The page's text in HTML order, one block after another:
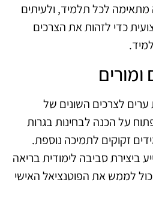
מתאימה לכל תלמיד, ולעיתים
כדי לזהות את הצרכים
ערים לצרכים השונים של
על הכנה לבחינות בגרות
זקוקים לתמיכה נוספת.
ביצירת סביבה לימודית בריאה
לממש את הפוטנציאל האישי